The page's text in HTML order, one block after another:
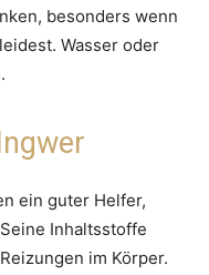
besonders wenn
Wasser oder
ein guter Helfer,
Inhaltsstoffe
im Körper.